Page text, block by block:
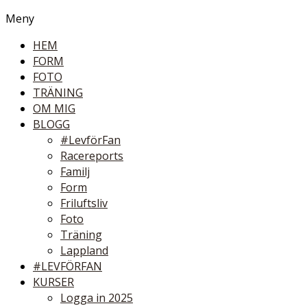
Meny
HEM
FORM
FOTO
TRÄNING
OM MIG
BLOGG
#LevförFan
Racereports
Familj
Form
Friluftsliv
Foto
Träning
Lappland
#LEVFÖRFAN
KURSER
Logga in 2025